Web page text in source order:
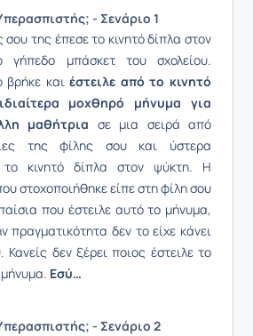
- Σενάριο 1
της έπεσε το κινητό δίπλα στον
γήπεδο μπάσκετ του σχολείου.
βρήκε καιέστειλε από το κινητό
μοχθηρό μήνυμα για
μαθήτρια σε μια σειρά από
της φίλης σου και ύστερα
κινητό δίπλα στον ψύκτη. Η
στοχοποιήθηκε είπε στη φίλη σου
που έστειλε αυτό το μήνυμα,
πραγματικότητα δεν το είχε κάνει
Κανείς δεν ξέρει ποιος έστειλε το
Εσύ…
- Σενάριο 2